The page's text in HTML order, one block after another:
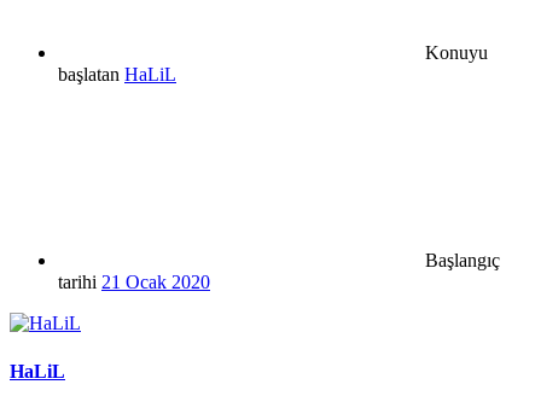
Konuyu
başlatan HaLiL
Başlangıç
tarihi 21 Ocak 2020
HaLiL